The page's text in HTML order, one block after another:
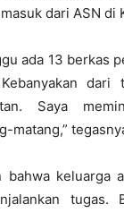
dari ASN di
ada 13 berkas
dari
Saya
matang,”
bahwa keluarga
tugas.